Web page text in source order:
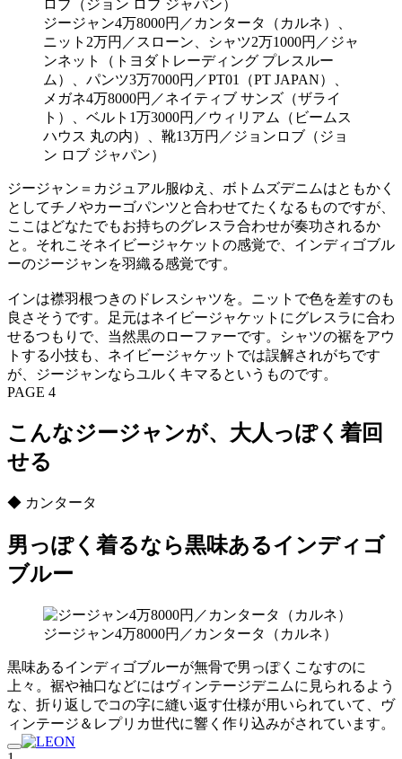
ジージャン4万8000円／カンタータ（カルネ）、
ニット2万円／スローン、シャツ2万1000円／ジャ
ンネット（トヨダトレーディング プレスルー
ム）、パンツ3万7000円／PT01（PT JAPAN）、
メガネ4万8000円／ネイティブ サンズ（ザライ
ト）、ベルト1万3000円／ウィリアム（ビームス
ハウス 丸の内）、靴13万円／ジョンロブ（ジョ
ン ロブ ジャパン）
ジージャン＝カジュアル服ゆえ、ボトムズデニムはともかく
としてチノやカーゴパンツと合わせてたくなるものですが、
ここはどなたでもお持ちのグレスラ合わせが奏功されるか
と。それこそネイビージャケットの感覚で、インディゴブル
ーのジージャンを羽織る感覚です。
インは襟羽根つきのドレスシャツを。ニットで色を差すのも
良さそうです。足元はネイビージャケットにグレスラに合わ
せるつもりで、当然黒のローファーです。シャツの裾をアウ
トする小技も、ネイビージャケットでは誤解されがちです
が、ジージャンならユルくキマるというものです。
PAGE 4
こんなジージャンが、大人っぽく着回
せる
◆ カンタータ
男っぽく着るなら黒味あるインディゴ
ブルー
ジージャン4万8000円／カンタータ（カルネ）
黒味あるインディゴブルーが無骨で男っぽくこなすのに
上々。裾や袖口などにはヴィンテージデニムに見られるよう
な、折り返しでコの字に縫い返す仕様が用いられていて、ヴ
ィンテージ＆レプリカ世代に響く作り込みがされています。